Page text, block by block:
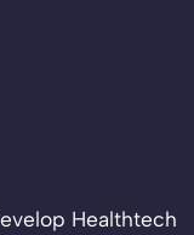
Healthtech